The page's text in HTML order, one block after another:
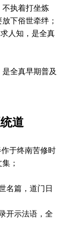
执着打坐炼
下俗世牵绊；
人知，是全真
全真早期普及
道
于终南苦修时
；
名篇，道门日
开示法语，全